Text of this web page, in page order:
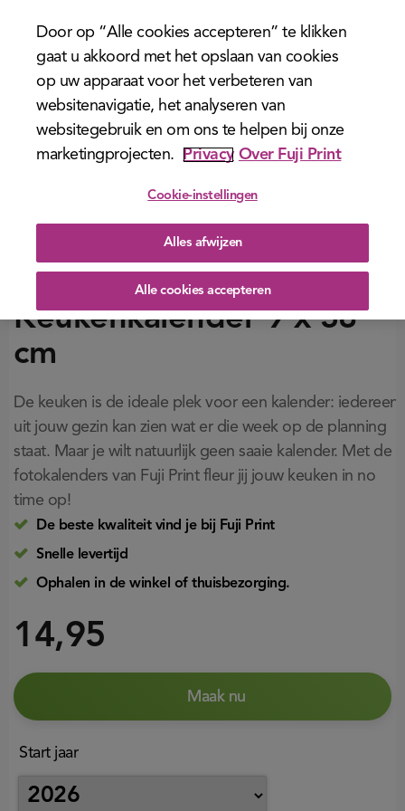
menu
Keukenkalender 9 x 38
cm
De keuken is de ideale plek voor een kalender: iedereen
uit jouw gezin kan zien wat er die week op de planning
staat. Maar je wilt natuurlijk geen saaie kalender. Met de
fotokalenders van Fuji Print fleur jij jouw keuken in no
time op!
Start jaar
De beste kwaliteit vind je bij Fuji Print
Snelle levertijd
Ophalen in de winkel of thuisbezorging.
14,95
Maak nu
Door op “Alle cookies accepteren” te klikken
gaat u akkoord met het opslaan van cookies
op uw apparaat voor het verbeteren van
websitenavigatie, het analyseren van
websitegebruik en om ons te helpen bij onze
marketingprojecten.
Privacy Over Fuji Print
Cookie-instellingen
Alles afwijzen
Alle cookies accepteren